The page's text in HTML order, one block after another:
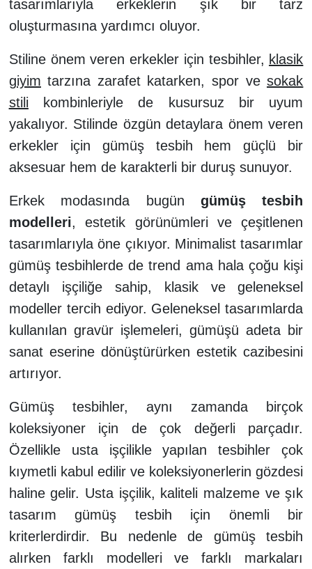
tasarımlarıyla erkeklerin şık bir tarz
oluşturmasına yardımcı oluyor.
Stiline önem veren erkekler için tesbihler, klasik
giyim tarzına zarafet katarken, spor vesokak
stili kombinleriyle de kusursuz bir uyum
yakalıyor. Stilinde özgün detaylara önem veren
erkekler için gümüş tesbih hem güçlü bir
aksesuar hem de karakterli bir duruş sunuyor.
Erkek modasında bugün gümüş tesbih
modelleri, estetik görünümleri ve çeşitlenen
tasarımlarıyla öne çıkıyor. Minimalist tasarımlar
gümüş tesbihlerde de trend ama hala çoğu kişi
detaylı işçiliğe sahip, klasik ve geleneksel
modeller tercih ediyor. Geleneksel tasarımlarda
kullanılan gravür işlemeleri, gümüşü adeta bir
sanat eserine dönüştürürken estetik cazibesini
artırıyor.
Gümüş tesbihler, aynı zamanda birçok
koleksiyoner için de çok değerli parçadır.
Özellikle usta işçilikle yapılan tesbihler çok
kıymetli kabul edilir ve koleksiyonerlerin gözdesi
haline gelir. Usta işçilik, kaliteli malzeme ve şık
tasarım gümüş tesbih için önemli bir
kriterlerdirdir. Bu nedenle de gümüş tesbih
alırken farklı modelleri ve farklı markaları